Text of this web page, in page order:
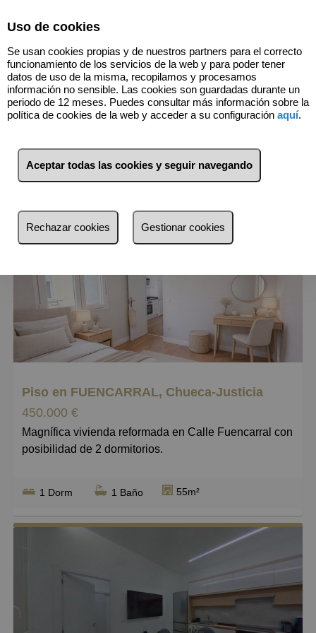
6 Inmuebles Centro (Madrid)
más reciente
Menos reciente
Caros
Pequeños
Grandes
Piso en FUENCARRAL, Chueca-Justicia
450.000 €
Magnífica vivienda reformada en Calle Fuencarral con
posibilidad de 2 dormitorios.
Hay ubicaciones que no necesitan presentación, y
Calle Fuencarral es una de ellas. Vivir aquí es
disfrutar del centro de Madrid desde una de sus calles
más dinámicas, emblemáticas y cotizadas. En este
entorno privilegiado se encuentra esta magnífica
vivienda de 55 m², una oportunidad muy atractiva
tanto para quien busca un hogar con encanto como
para quien valora una inversión con proyección.
1 Dorm 1 Baño 55m²
Uso de cookies
Se usan cookies propias y de nuestros partners para el correcto
funcionamiento de los servicios de la web y para poder tener
datos de uso de la misma, recopilamos y procesamos
información no sensible. Las cookies son guardadas durante un
periodo de 12 meses. Puedes consultar más información sobre la
política de cookies de la web y acceder a su configuración aquí.
Aceptar todas las cookies y seguir navegando
Rechazar cookies Gestionar cookies